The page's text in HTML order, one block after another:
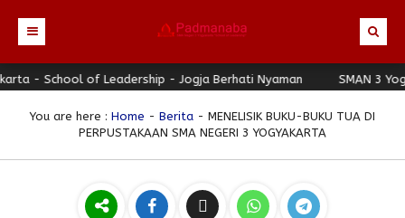
Beranda
Profil
of Leadership - Jogja Berhati Nyaman SMAN 3 Yogyakarta -
You are here : Home - Berita - MENELISIK BUKU-BUKU TUA DI
PERPUSTAKAAN SMA NEGERI 3 YOGYAKARTA